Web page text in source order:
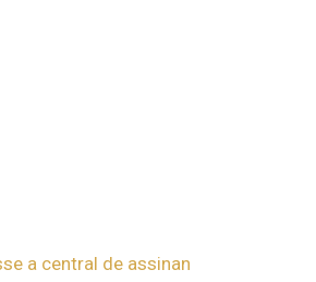
a central de assinan